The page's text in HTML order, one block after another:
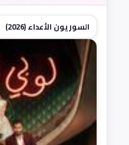
السوريون الأعداء (2026)